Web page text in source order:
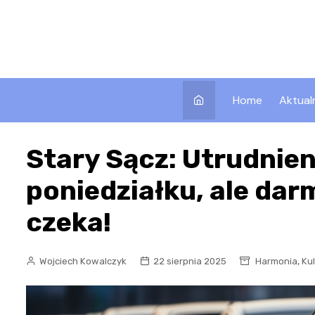
Home
Stary Sącz:
poniedziałku, ale
czeka!
Wojciech Kowalczyk 22 sierpnia 2025 Harmonia,